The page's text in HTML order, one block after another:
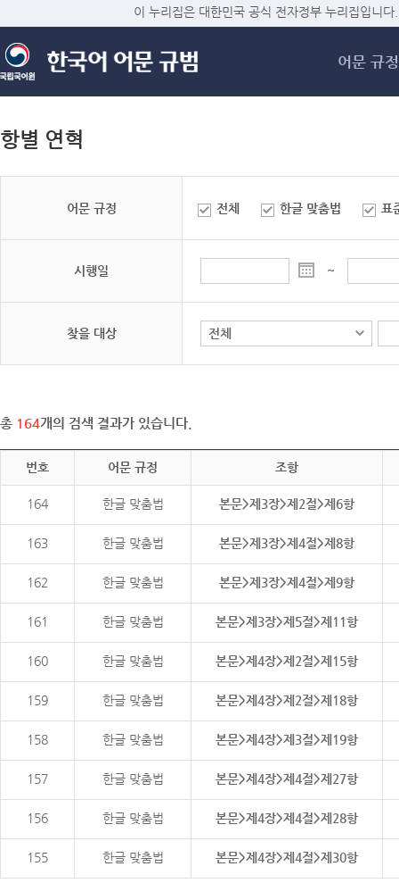
메
이 누리집은 대한민국 공식 전자정부 누리집입니다.
어문 규정
항별 연혁
어문 규정 전체 한글 맞춤법 표
시행일 ~
찾을 대상
총 164개의 검색 결과가 있습니다.
번호 어문 규정 조항
164 한글 맞춤법 본문>제3장>제2절>제6항
163 한글 맞춤법 본문>제3장>제4절>제8항
162 한글 맞춤법 본문>제3장>제4절>제9항
161 한글 맞춤법 본문>제3장>제5절>제11항
160 한글 맞춤법 본문>제4장>제2절>제15항
159 한글 맞춤법 본문>제4장>제2절>제18항
158 한글 맞춤법 본문>제4장>제3절>제19항
157 한글 맞춤법 본문>제4장>제4절>제27항
156 한글 맞춤법 본문>제4장>제4절>제28항
155 한글 맞춤법 본문>제4장>제4절>제30항